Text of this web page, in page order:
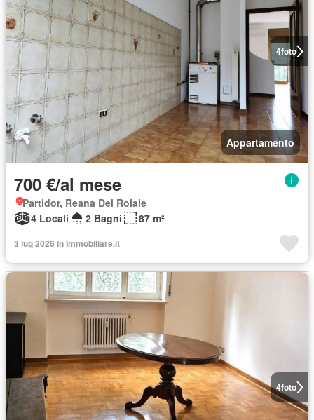
4foto
Appartamento
700 €/al mese
Partidor, Reana Del Roiale
4 Locali
2 Bagni 87 m²
3 lug 2026 in Immobiliare.it
4foto